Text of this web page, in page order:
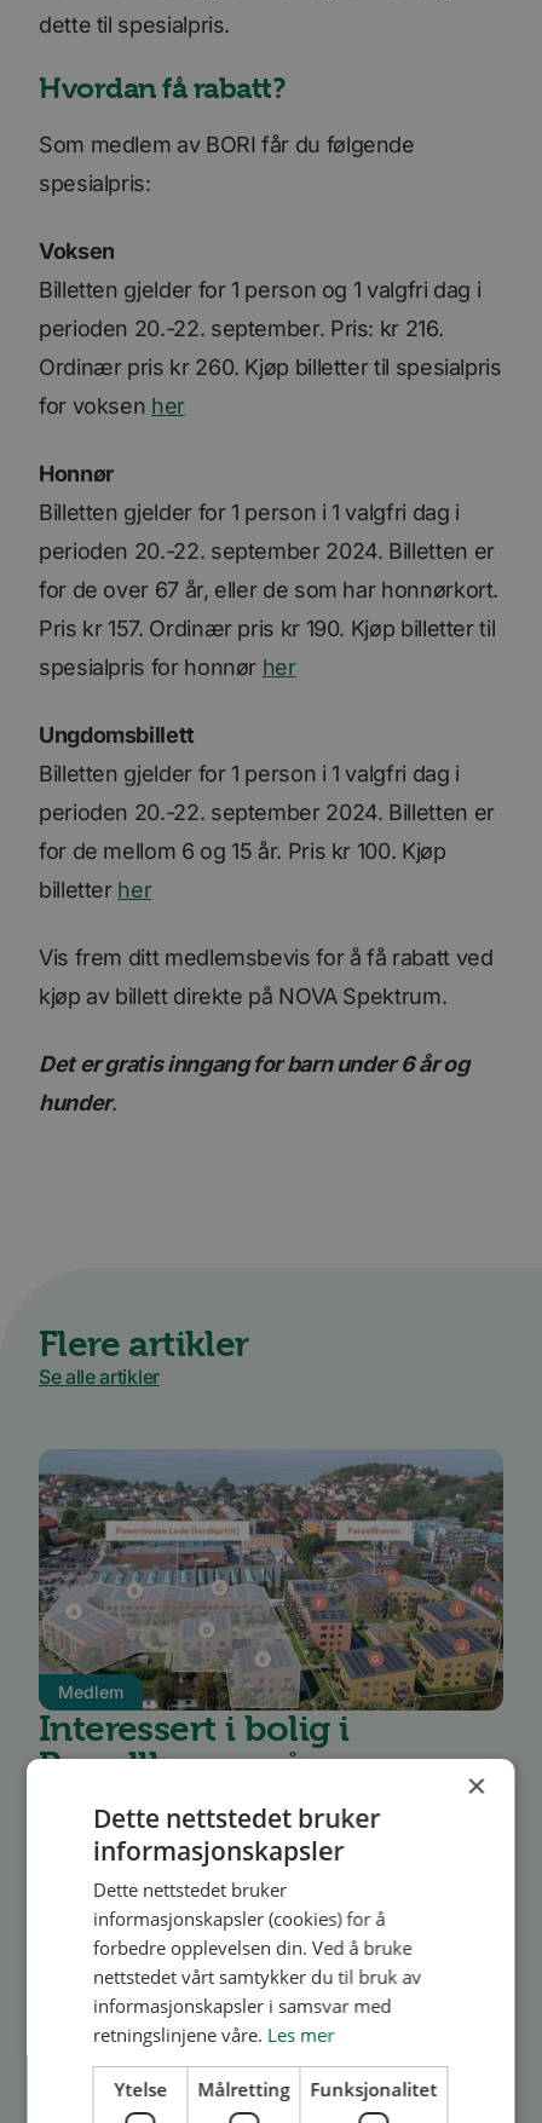
dette til spesialpris.
Hvordan få rabatt?
Som medlem av BORI får du følgende
spesialpris:
Voksen
Billetten gjelder for 1 person og 1 valgfri dag i
perioden 20.-22. september. Pris: kr 216.
Ordinær pris kr 260. Kjøp billetter til spesialpris
for voksen her
Honnør
Billetten gjelder for 1 person i 1 valgfri dag i
perioden 20.-22. september 2024. Billetten er
for de over 67 år, eller de som har honnørkort.
Pris kr 157. Ordinær pris kr 190. Kjøp billetter til
spesialpris for honnør her
Ungdomsbillett
Billetten gjelder for 1 person i 1 valgfri dag i
perioden 20.-22. september 2024. Billetten er
for de mellom 6 og 15 år. Pris kr 100. Kjøp
billetter her
Vis frem ditt medlemsbevis for å få rabatt ved
kjøp av billett direkte på NOVA Spektrum.
Det er gratis inngang for barn under 6 år og
hunder.
Flere artikler
Se alle artikler
Medlem
Interessert i bolig i
Parsellhaven på
Gartnersletta?
Prosjektet vil bestå av 104 varierte leiligheter
fra 26 til 95 kvm og du som er BORI-medlem
kan nå benytte forkjøpsretten på en av disse!
Les mer
×
Dette nettstedet bruker
informasjonskapsler
Dette nettstedet bruker
informasjonskapsler (cookies) for å
forbedre opplevelsen din. Ved å bruke
nettstedet vårt samtykker du til bruk av
informasjonskapsler i samsvar med
retningslinjene våre. Les mer
Ytelse Målretting Funksjonalitet